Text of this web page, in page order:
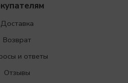
Доставка
Возврат
и ответы
Отзывы